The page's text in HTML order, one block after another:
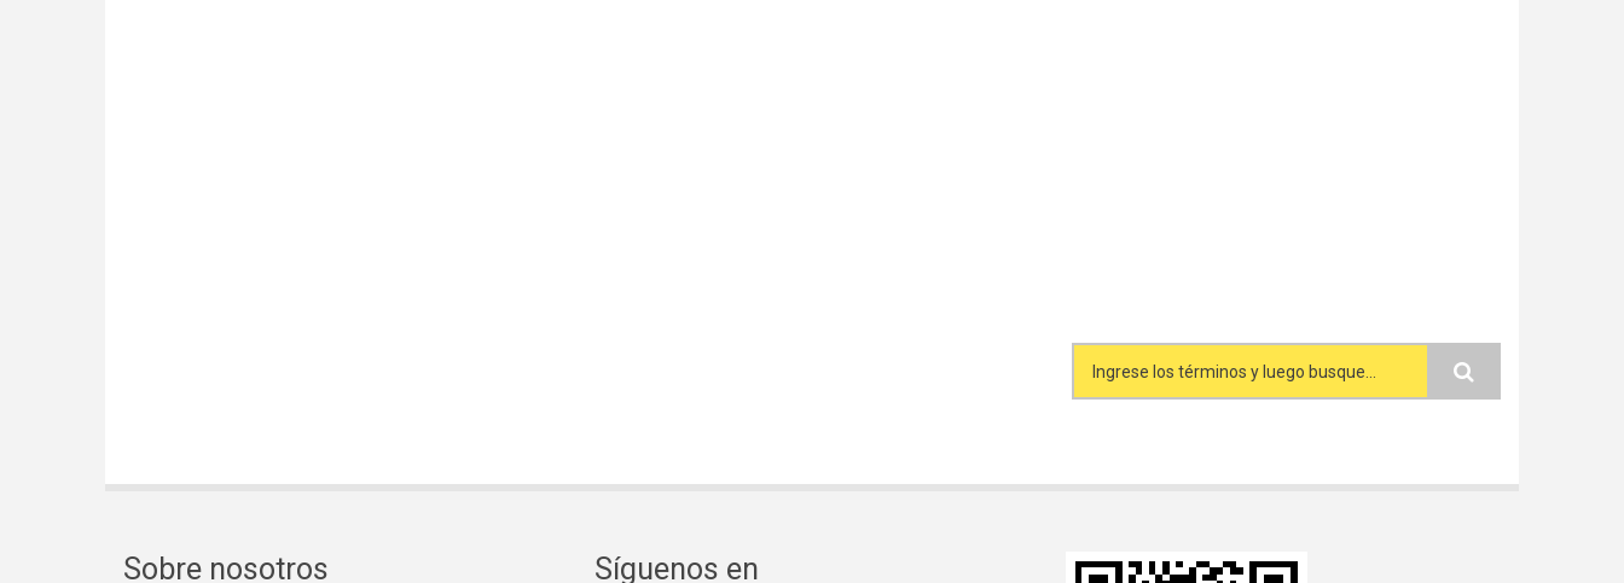
Search form
Sobre nosotros Síguenos en